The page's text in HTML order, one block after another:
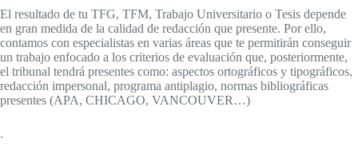
El resultado de tu TFG, TFM, Trabajo Universitario o Tesis depende
en gran medida de la calidad de redacción que presente. Por ello,
contamos con especialistas en varias áreas que te permitirán conseguir
un trabajo enfocado a los criterios de evaluación que, posteriormente,
el tribunal tendrá presentes como: aspectos ortográficos y tipográficos,
redacción impersonal, programa antiplagio, normas bibliográficas
presentes (APA, CHICAGO, VANCOUVER…)
.